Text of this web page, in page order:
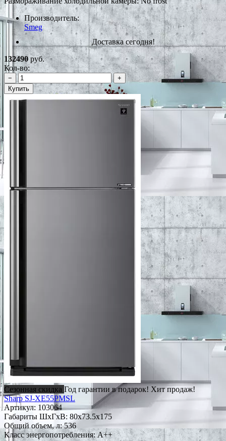
Производитель:
Smeg
Доставка сегодня!
132490руб.
Кол-во:
−
+
Купить
Сезонная скидка Год гарантии в подарок! Хит продаж!
Sharp SJ-XE55PMSL
Артикул: 103064
Габариты ШxГxВ: 80x73.5x175
Общий объем, л: 536
Класс энергопотребления: A++